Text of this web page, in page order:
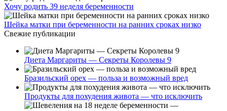
Хочу родить 39 неделя беременности
Шейка матки при беременности на ранних сроках низко
Свежие публикации
Диета Маргариты — Секреты Королевы 9
Бразильский орех — польза и возможный вред
Продукты для похудения живота — что исключить